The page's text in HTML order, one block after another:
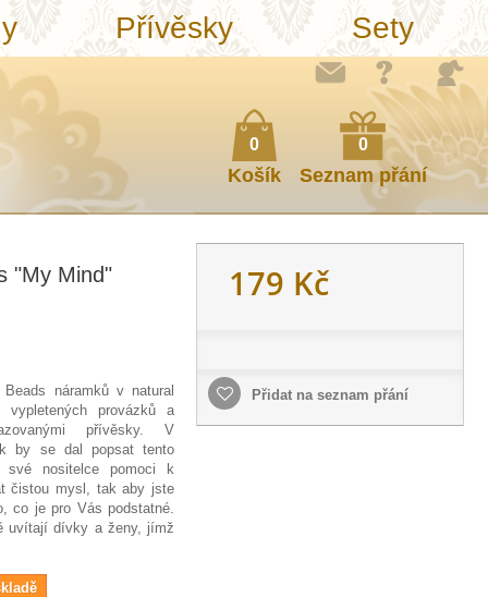
0
Košík
Přívěsky Sety
0
Seznam přání
"My Mind"
náramků v natural
provázků a
přívěsky. V
by se dal popsat tento
své nositelce pomoci k
čistou mysl, tak aby jste
co je pro Vás podstatné.
uvítají dívky a ženy, jímž
179 Kč
Přidat na seznam přání